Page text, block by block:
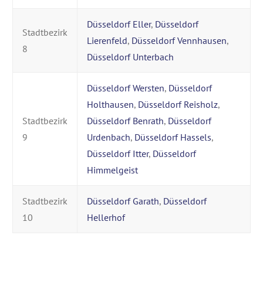
Stadtbezirk
8
Düsseldorf Eller, Düsseldorf
Lierenfeld, Düsseldorf Vennhausen,
Düsseldorf Unterbach
Stadtbezirk
9
Düsseldorf Wersten, Düsseldorf
Holthausen, Düsseldorf Reisholz,
Düsseldorf Benrath, Düsseldorf
Urdenbach, Düsseldorf Hassels,
Düsseldorf Itter, Düsseldorf
Himmelgeist
Stadtbezirk
10
Düsseldorf Garath, Düsseldorf
Hellerhof